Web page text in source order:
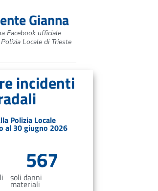
Gianna
Facebook ufficiale
Locale di Trieste
incidenti
Polizia Locale
al 30 giugno 2026
soli danni
materiali
567